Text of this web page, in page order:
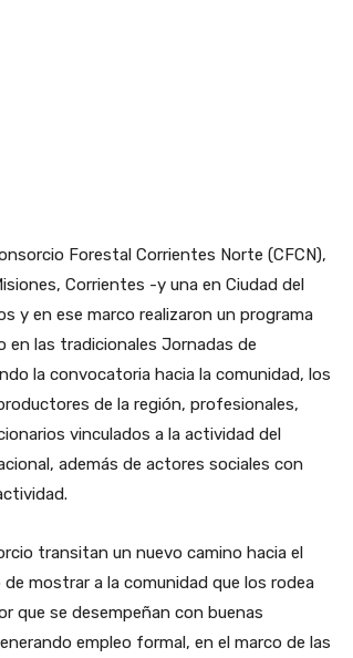
Forestal Corrientes Norte (CFCN),
Corrientes -y una en Ciudad del
y en ese marco realizaron un programa
en las tradicionales Jornadas de
la convocatoria hacia la comunidad, los
de la región, profesionales,
vinculados a la actividad del
además de actores sociales con
transitan un nuevo camino hacia el
mostrar a la comunidad que los rodea
que se desempeñan con buenas
empleo formal, en el marco de las